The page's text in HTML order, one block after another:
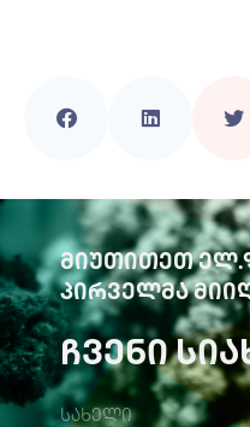
ᲛᲘᲣᲗᲘᲗᲔᲗ
ᲞᲘᲠᲕᲔᲚᲛᲐ
ᲩᲕᲔᲜᲘ
სახელი